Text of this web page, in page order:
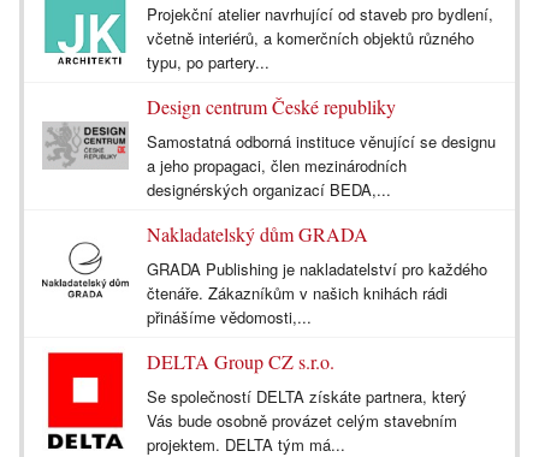
Projekční atelier navrhující od staveb pro bydlení,
včetně interiérů, a komerčních objektů různého
typu, po partery...
Design centrum České republiky
Samostatná odborná instituce věnující se designu
a jeho propagaci, člen mezinárodních
designérských organizací BEDA,...
Nakladatelský dům GRADA
GRADA Publishing je nakladatelství pro každého
čtenáře. Zákazníkům v našich knihách rádi
přinášíme vědomosti,...
DELTA Group CZ s.r.o.
Se společností DELTA získáte partnera, který
Vás bude osobně provázet celým stavebním
projektem. DELTA tým má...